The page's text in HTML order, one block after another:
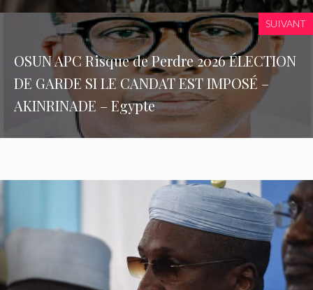
SUIVANT
OSUN APC Risque de Perdre 2026 ÉLECTION
DE GARDE SI LE CANDAT EST IMPOSÉ –
AKINRINADE – Egypte